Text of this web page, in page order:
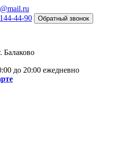
44-90 Обратный звонок
Балаково
до 20:00 ежедневно